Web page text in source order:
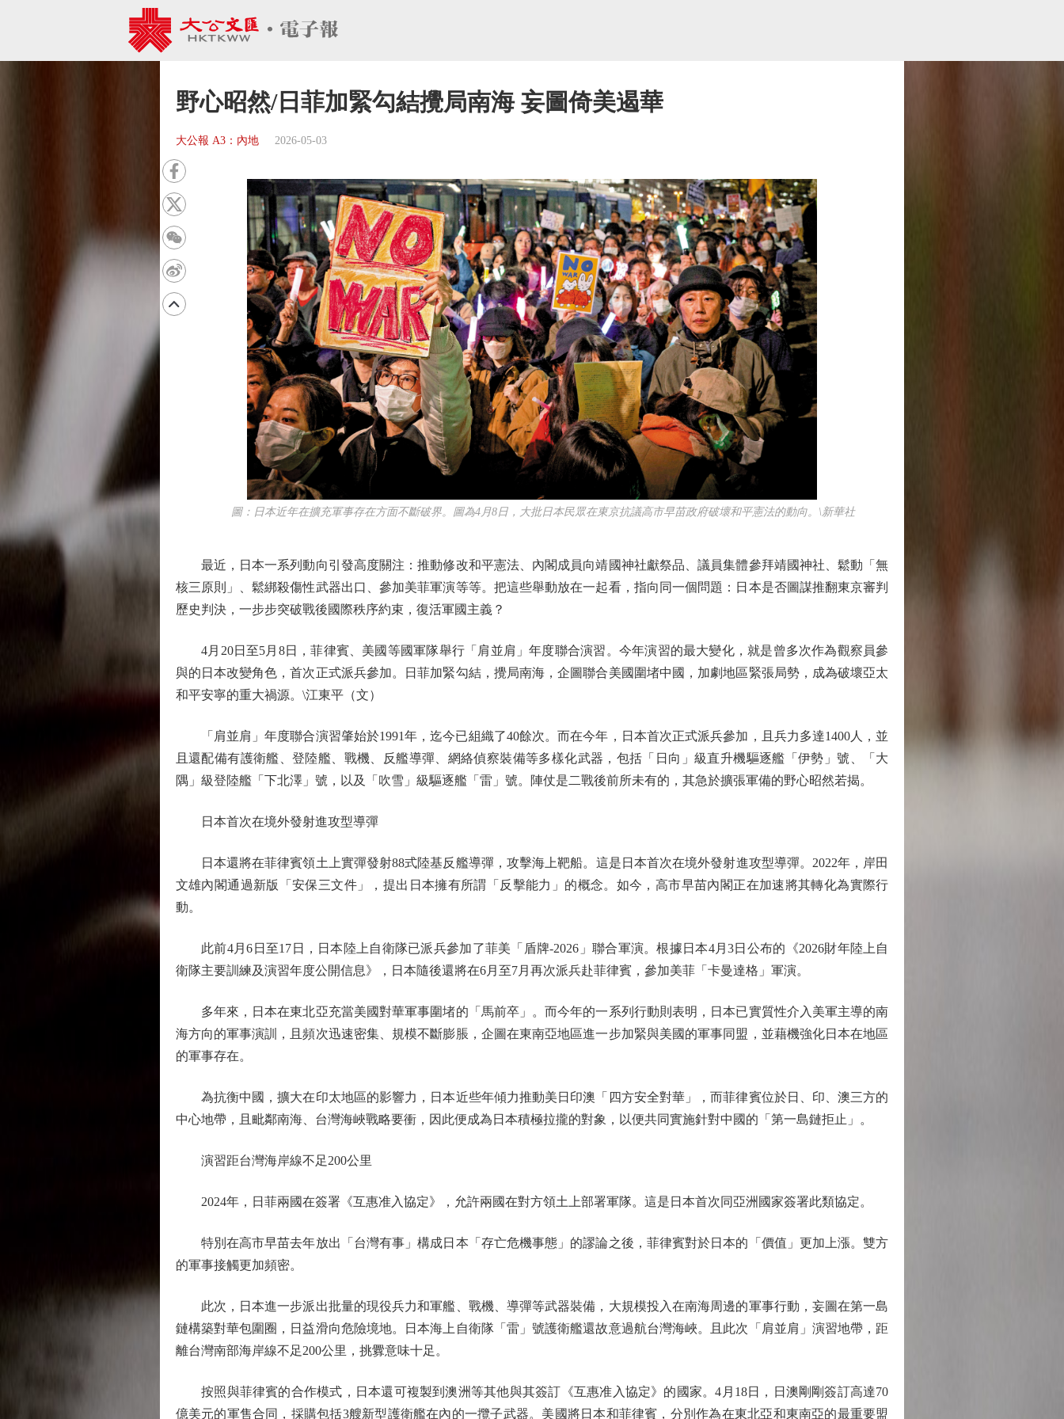
野心昭然/日菲加緊勾結攪局南海 妄圖倚美遏華
大公報 A3：內地 2026-05-03
圖：日本近年在擴充軍事存在方面不斷破界。圖為4月8日，大批日本民眾在東京抗議高市早苗政府破壞和平憲法的動向。\新華社
最近，日本一系列動向引發高度關注：推動修改和平憲法、內閣成員向靖國神社獻祭品、議員集體參拜靖國神社、鬆動「無
核三原則」、鬆綁殺傷性武器出口、參加美菲軍演等等。把這些舉動放在一起看，指向同一個問題：日本是否圖謀推翻東京審判
歷史判決，一步步突破戰後國際秩序約束，復活軍國主義？
4月20日至5月8日，菲律賓、美國等國軍隊舉行「肩並肩」年度聯合演習。今年演習的最大變化，就是曾多次作為觀察員參
與的日本改變角色，首次正式派兵參加。日菲加緊勾結，攪局南海，企圖聯合美國圍堵中國，加劇地區緊張局勢，成為破壞亞太
和平安寧的重大禍源。\江東平（文）
「肩並肩」年度聯合演習肇始於1991年，迄今已組織了40餘次。而在今年，日本首次正式派兵參加，且兵力多達1400人，並
且還配備有護衛艦、登陸艦、戰機、反艦導彈、網絡偵察裝備等多樣化武器，包括「日向」級直升機驅逐艦「伊勢」號、「大
隅」級登陸艦「下北澤」號，以及「吹雪」級驅逐艦「雷」號。陣仗是二戰後前所未有的，其急於擴張軍備的野心昭然若揭。
日本首次在境外發射進攻型導彈
日本還將在菲律賓領土上實彈發射88式陸基反艦導彈，攻擊海上靶船。這是日本首次在境外發射進攻型導彈。2022年，岸田
文雄內閣通過新版「安保三文件」，提出日本擁有所謂「反擊能力」的概念。如今，高市早苗內閣正在加速將其轉化為實際行
動。
此前4月6日至17日，日本陸上自衛隊已派兵參加了菲美「盾牌-2026」聯合軍演。根據日本4月3日公布的《2026財年陸上自
衛隊主要訓練及演習年度公開信息》，日本隨後還將在6月至7月再次派兵赴菲律賓，參加美菲「卡曼達格」軍演。
多年來，日本在東北亞充當美國對華軍事圍堵的「馬前卒」。而今年的一系列行動則表明，日本已實質性介入美軍主導的南
海方向的軍事演訓，且頻次迅速密集、規模不斷膨脹，企圖在東南亞地區進一步加緊與美國的軍事同盟，並藉機強化日本在地區
的軍事存在。
為抗衡中國，擴大在印太地區的影響力，日本近些年傾力推動美日印澳「四方安全對華」，而菲律賓位於日、印、澳三方的
中心地帶，且毗鄰南海、台灣海峽戰略要衝，因此便成為日本積極拉攏的對象，以便共同實施針對中國的「第一島鏈拒止」。
演習距台灣海岸線不足200公里
2024年，日菲兩國在簽署《互惠准入協定》，允許兩國在對方領土上部署軍隊。這是日本首次同亞洲國家簽署此類協定。
特別在高市早苗去年放出「台灣有事」構成日本「存亡危機事態」的謬論之後，菲律賓對於日本的「價值」更加上漲。雙方
的軍事接觸更加頻密。
此次，日本進一步派出批量的現役兵力和軍艦、戰機、導彈等武器裝備，大規模投入在南海周邊的軍事行動，妄圖在第一島
鏈構築對華包圍圈，日益滑向危險境地。日本海上自衛隊「雷」號護衛艦還故意過航台灣海峽。且此次「肩並肩」演習地帶，距
離台灣南部海岸線不足200公里，挑釁意味十足。
按照與菲律賓的合作模式，日本還可複製到澳洲等其他與其簽訂《互惠准入協定》的國家。4月18日，日澳剛剛簽訂高達70
億美元的軍售合同，採購包括3艘新型護衛艦在內的一攬子武器。美國將日本和菲律賓，分別作為在東北亞和東南亞的最重要盟